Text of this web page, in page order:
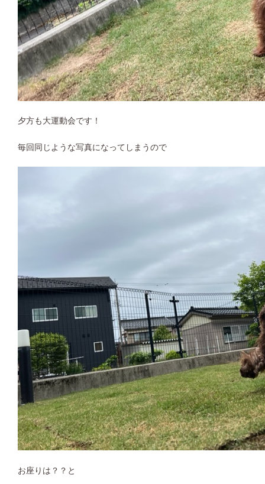
夕方も大運動会です！
毎回同じような写真になってしまうので
お座りは？？と